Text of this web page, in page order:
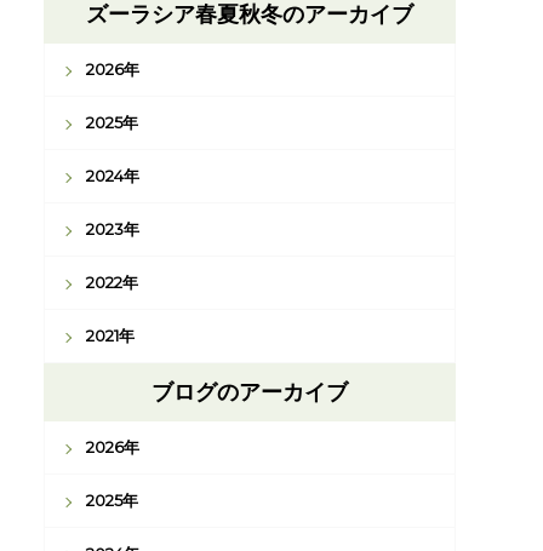
ズーラシア春夏秋冬のアーカイブ
2026年
2025年
2024年
2023年
2022年
2021年
ブログのアーカイブ
2026年
2025年